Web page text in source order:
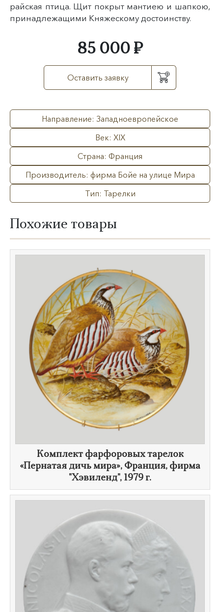
райская птица. Щит покрыт мантиею и шапкою,
принадлежащими Княжескому достоинству.
85 000 ₽
Оставить заявку
Направление: Западноевропейское
Век: XIX
Страна: Франция
Производитель: фирма Бойе на улице Мира
Тип: Тарелки
Похожие товары
Комплект фарфоровых тарелок
«Пернатая дичь мира», Франция, фирма
"Хэвиленд", 1979 г.